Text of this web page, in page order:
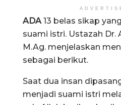
ADA 13 belas sikap
suami istri. Ustazah Dr.
M.Ag. menjelaskan
sebagai berikut.
Saat dua insan
menjadi suami istri